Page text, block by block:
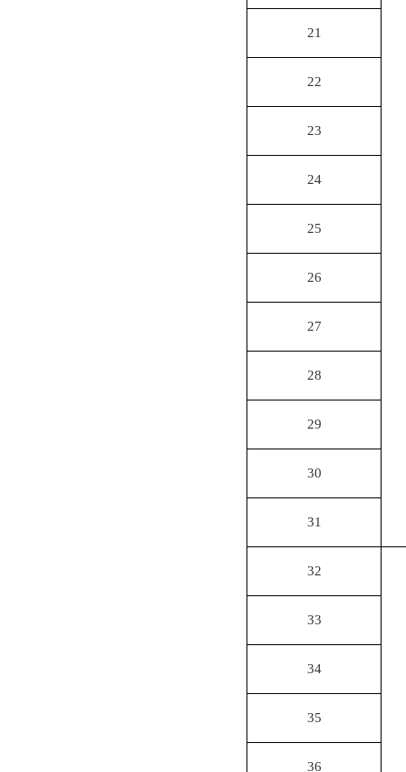
21
22
23
24
25
26
27
28
29
30
31
32
33
34
35
36